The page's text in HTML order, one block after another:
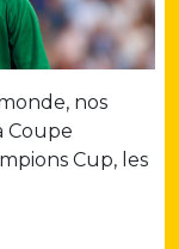
nos
Coupe
Cup, les